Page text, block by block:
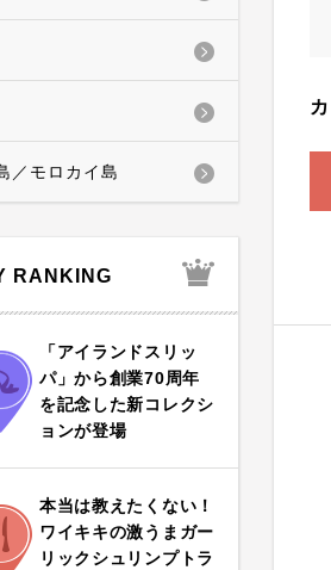
／モロカイ島
RANKING
FASHION
「アイランドスリッ
パ」から創業70周年
を記念した新コレクシ
ョンが登場
FOOD
本当は教えたくない！
ワイキキの激うまガー
リックシュリンプトラ